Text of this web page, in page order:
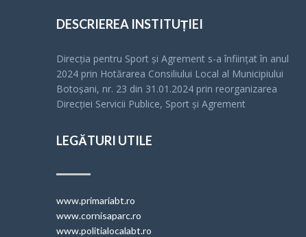
DESCRIEREA INSTITUȚIEI
Direcția pentru Sport și Agrement s-a înfiinţat în anul
2024 prin Hotărarea Consiliului Local al Municipiului
Botoșani, nr. 23 din 31.01.2024 prin reorganizarea
Direcției Servicii Publice, Sport și Agrement
LEGĂTURI UTILE
www.primariabt.ro
www.cornisaparc.ro
www.politialocalabt.ro